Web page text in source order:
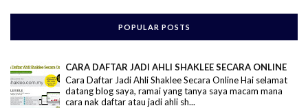
POPULAR POSTS
CARA DAFTAR JADI AHLI SHAKLEE SECARA ONLINE
Cara Daftar Jadi Ahli Shaklee Secara Online Hai selamat
datang blog saya, ramai yang tanya saya macam mana
cara nak daftar atau jadi ahli sh...